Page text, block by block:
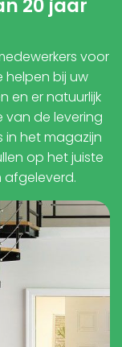
20 jaar
voor
helpen bij uw
en er natuurlijk
de levering
in het magazijn
op het juiste
afgeleverd.